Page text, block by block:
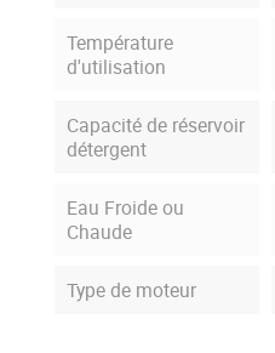
Température
d'utilisation
Capacité de réservoir
détergent
Eau Froide ou
Chaude
Type de moteur